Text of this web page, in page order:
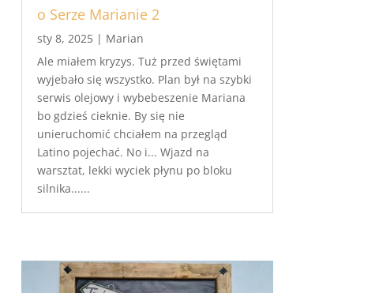
o Serze Marianie 2
sty 8, 2025| Marian
Ale miałem kryzys. Tuż przed świętami
wyjebało się wszystko. Plan był na szybki
serwis olejowy i wybebeszenie Mariana
bo gdzieś cieknie. By się nie
unieruchomić chciałem na przegląd
Latino pojechać. No i... Wjazd na
warsztat, lekki wyciek płynu po bloku
silnika......